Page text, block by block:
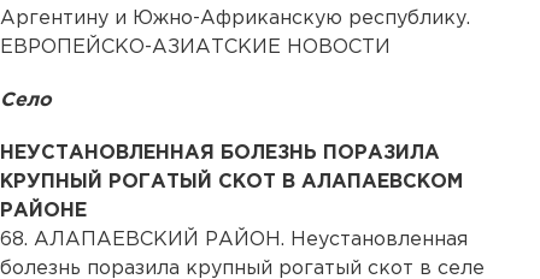
Аргентину и Южно-Африканскую республику.
ЕВРОПЕЙСКО-АЗИАТСКИЕ НОВОСТИ
Село
НЕУСТАНОВЛЕННАЯ БОЛЕЗНЬ ПОРАЗИЛА
КРУПНЫЙ РОГАТЫЙ СКОТ В АЛАПАЕВСКОМ
РАЙОНЕ
68. АЛАПАЕВСКИЙ РАЙОН. Неустановленная
болезнь поразила крупный рогатый скот в селе